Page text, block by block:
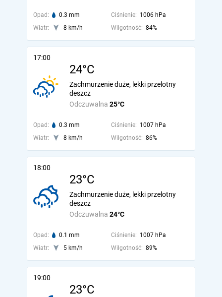
Opad: 0.3 mm Ciśnienie: 1006 hPa
Wiatr:
8 km/h Wilgotność: 84%
17:00
24°C
Odczuwalna 25°C
Zachmurzenie duże, lekki przelotny
deszcz
Opad: 0.3 mm Ciśnienie: 1007 hPa
Wiatr:
8 km/h Wilgotność: 86%
18:00
23°C
Odczuwalna 24°C
Zachmurzenie duże, lekki przelotny
deszcz
Opad: 0.1 mm Ciśnienie: 1007 hPa
Wiatr:
5 km/h Wilgotność: 89%
19:00
23°C